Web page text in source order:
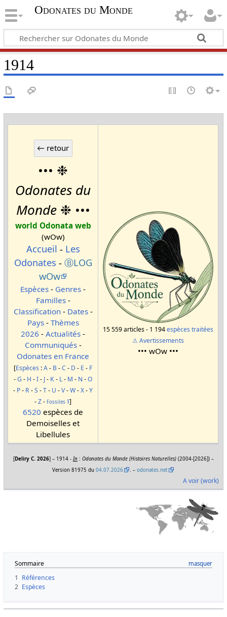
Odonates du Monde
1914
••• ❉
Odonates du
Monde❉ •••
world Odonata web
(wOw)
Accueil - Les
Odonates - ⒷLOG
wOw
Espèces - Genres -
Familles-
Classification- Dates-
Pays- Thèmes
2026 -Actualités -
Communiqués-
Odonates en France
[Espèces :A- B-C- D - E - F
-G - H -I- J- K- L- M - N -O
- P- R-S -T- U -V-W-X-Y
-Z- Fossiles Ŧ]
6520 espèces de
Demoiselles et
Libellules
15 559 articles - 1 194espèces traitées
⚠ Avertissements
••• wOw •••
[Deliry C. 2026] – 1914 - In : Odonates du Monde (Histoires Naturelles)(2004-[2026]) –
Version 81975 du04.07.2026 . –odonates.net
A voir (work)
Sommaire
1 Références
2 Espèces